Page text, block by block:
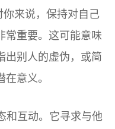
来说，保持对自己
常重要。这可能意味
出别人的虚伪，或简
意义。
和互动。它寻求与他